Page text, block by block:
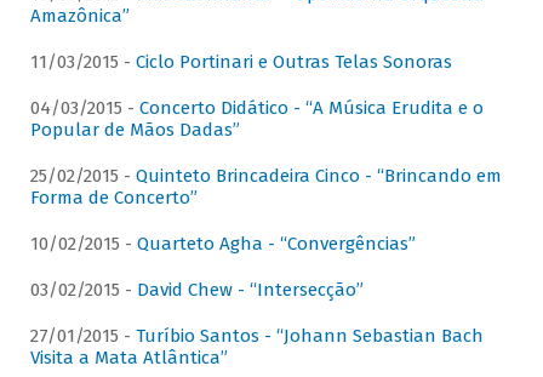
Amazônica”
11/03/2015 - Ciclo Portinari e Outras Telas Sonoras
04/03/2015 - Concerto Didático - “A Música Erudita e o
Popular de Mãos Dadas”
25/02/2015 - Quinteto Brincadeira Cinco - “Brincando em
Forma de Concerto”
10/02/2015 - Quarteto Agha - “Convergências”
03/02/2015 - David Chew - “Intersecção”
27/01/2015 - Turíbio Santos - “Johann Sebastian Bach
Visita a Mata Atlântica”